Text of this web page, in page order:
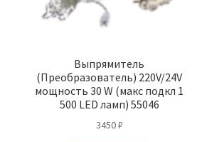
Выпрямитель
(Преобразователь) 220V/24V
мощность 30 W (макс подкл 1
500 LED ламп) 55046
3450₽